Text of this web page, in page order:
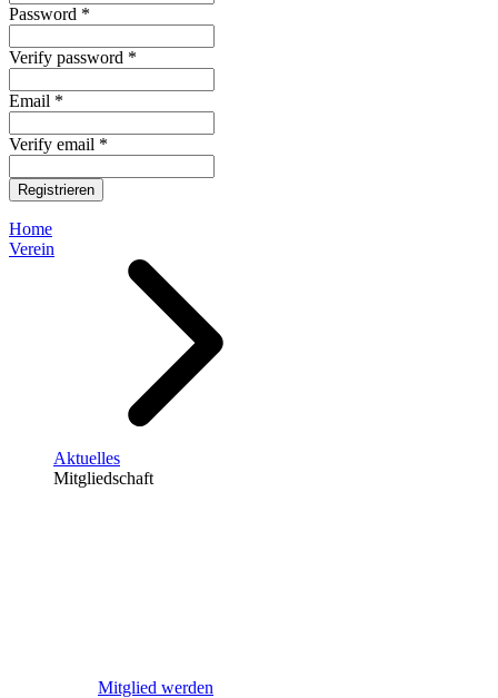
Password *
Verify password *
Email *
Verify email *
Registrieren
Home
Verein
Aktuelles
Mitgliedschaft
Mitglied werden